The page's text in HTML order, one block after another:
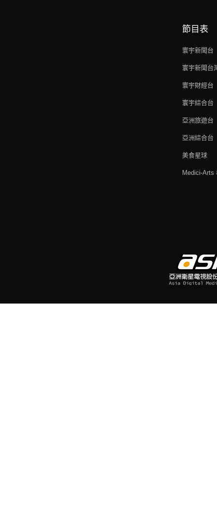
節目表
寰宇新聞台
寰宇新聞台
寰宇財經台
寰宇綜合台
亞洲旅遊台
亞洲綜合台
美食星球
Medici-Arts